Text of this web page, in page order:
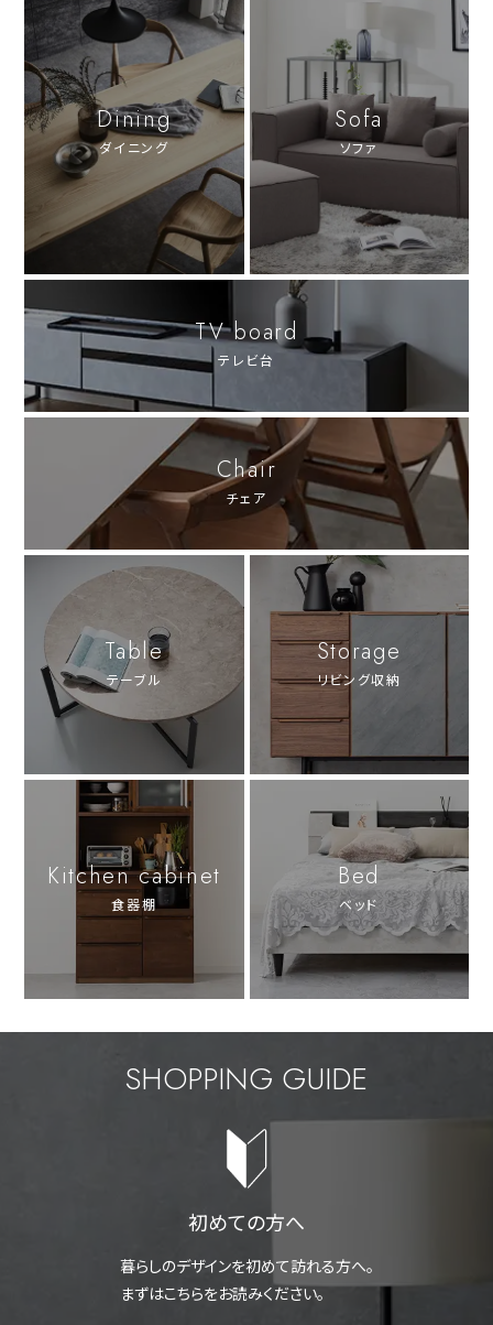
Dining
ダイニング
Sofa
ソファ
TV board
テレビ台
Chair
チェア
Table
テーブル
Storage
リビング収納
Kitchen cabinet
食器棚
Bed
ベッド
SHOPPING GUIDE
初めての方へ
暮らしのデザインを初めて訪れる方へ。
まずはこちらをお読みください。